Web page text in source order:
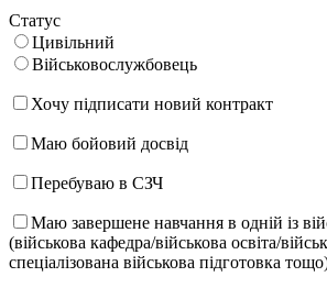
Статус
Цивільний
Військовослужбовець
Хочу підписати новий контракт
Маю бойовий досвід
Перебуваю в СЗЧ
Маю завершене навчання в одній із
(військова кафедра/військова освіта/
спеціалізована військова підготовка